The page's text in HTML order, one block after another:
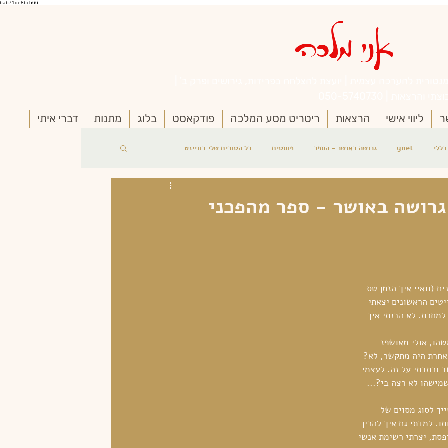
bab71de8bcb66
אני מלכה
דברי איתי מתנות בלוג פודקאסט ריטריט מסע המלכה הרצאות ליווי אישי
ynet גרושה באושר - הספר פוסטים כל הטורים שלי בוויינט
באושר - ספר מהפכני
(וואיי איך הזמן טס
הראשונים יצאתי
לא הבנתי איך
אולי מאושפז
היה מתקשר, לא?
וכתבתי על זה. לעצמי
לא רצה בי?...
לסוג מסוים של
למדתי גם איך להכין
יצרתי רשימת אנשי